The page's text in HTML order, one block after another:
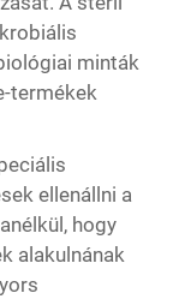
minták
termékek
ellenállni a
hogy
alakulnának